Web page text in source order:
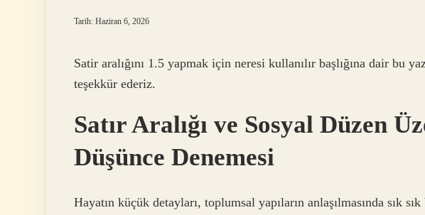
Tarih: Haziran 6, 2026
Satir aralığını 1.5 yapmak için neresi kullanılır başlığına dair bu
teşekkür ederiz.
Satır Aralığı ve Sosyal Düzen
Düşünce Denemesi
Hayatın küçük detayları, toplumsal yapıların anlaşılmasında sık